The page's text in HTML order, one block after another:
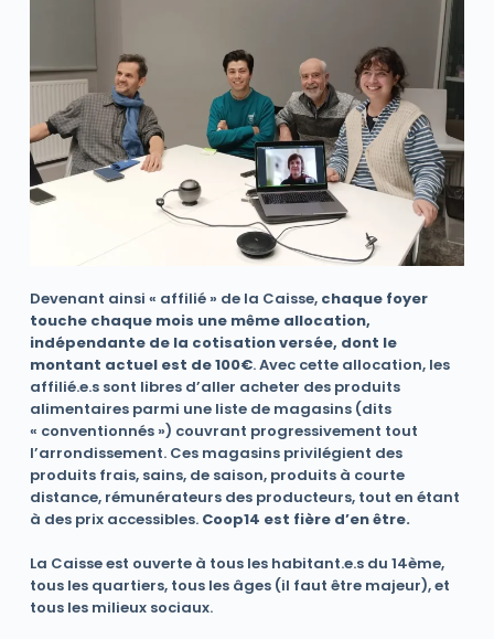
Devenant ainsi « affilié » de la Caisse, chaque foyer
touche chaque mois une même allocation,
indépendante de la cotisation versée, dont le
montant actuel est de 100€. Avec cette allocation, les
affilié.e.s sont libres d’aller acheter des produits
alimentaires parmi une liste de magasins (dits
« conventionnés ») couvrant progressivement tout
l’arrondissement. Ces magasins privilégient des
produits frais, sains, de saison, produits à courte
distance, rémunérateurs des producteurs, tout en étant
à des prix accessibles. Coop14 est fière d’en être.
La Caisse est ouverte à tous les habitant.e.s du 14ème,
tous les quartiers, tous les âges (il faut être majeur), et
tous les milieux sociaux.